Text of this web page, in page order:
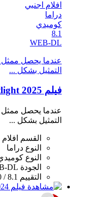
افلام اجنبي
دراما
كوميدي
8.1
WEB-DL
عندما يحصل
التمثيل بشكل ...
فيلم Lost in the Spotlight 2025 مترجم HD
عندما يحصل
التمثيل بشكل ...
القسم
النوع دراما
النوع
الجودة DL
التقييم 8.1 / 10